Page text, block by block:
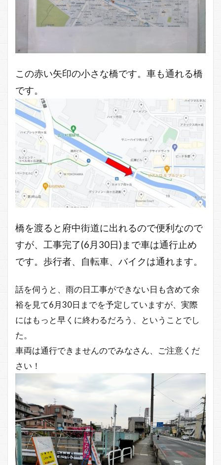
この赤い矢印の小さな橋です。車も通れる橋
です。
橋を渡ると府中街道に出れるので便利なので
すが、工事完了(6月30日)まで車は通行止め
です。歩行者、自転車、バイクは通れます。
話を伺うと、雨の日工事ができない日も含めて余
裕を見て6月30日までを予定していますが、実際
にはもっと早くに終わるだろう、ということでし
た。
車両は通行できませんのでみなさん、ご注意くだ
さい！